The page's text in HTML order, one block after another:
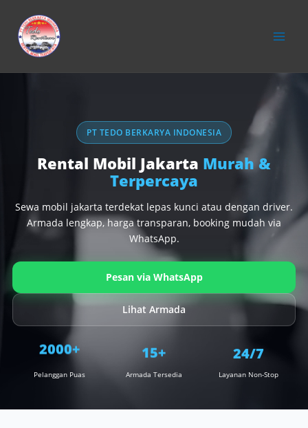
konten
PT TEDO BERKARYA INDONESIA
Rental Mobil Jakarta Murah &
Terpercaya
Sewa mobil jakarta terdekat lepas kunci atau dengan driver.
Armada lengkap, harga transparan, booking mudah via
WhatsApp.
Pesan via WhatsApp
Lihat Armada
2000+
Pelanggan Puas
15+
Armada Tersedia
24/7
Layanan Non-Stop